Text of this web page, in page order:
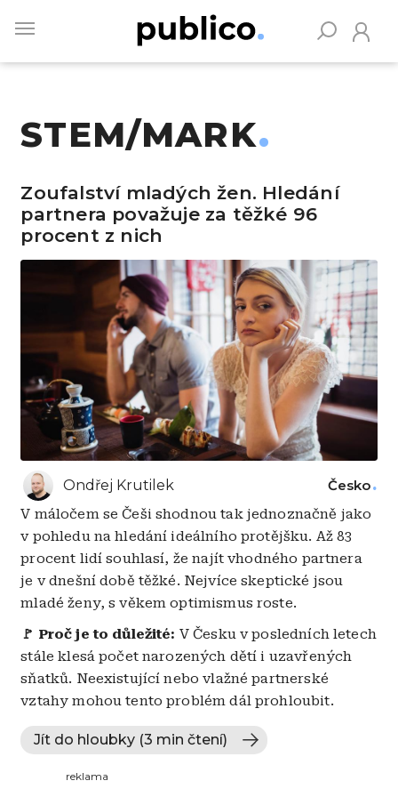
main
STEM/MARK
Zoufalství mladých žen. Hledání
partnera považuje za těžké 96
procent z nich
Ondřej Krutilek Česko
V máločem se Češi shodnou tak jednoznačně jako
v pohledu na hledání ideálního protějšku. Až 83
procent lidí souhlasí, že najít vhodného partnera
je v dnešní době těžké. Nejvíce skeptické jsou
mladé ženy, s věkem optimismus roste.
🚩 Proč je to důležité: V Česku v posledních letech
stále klesá počet narozených dětí i uzavřených
sňatků. Neexistující nebo vlažné partnerské
vztahy mohou tento problém dál prohloubit.
Jít do hloubky (3 min čtení)
reklama
Vyhledávejte na Publiku